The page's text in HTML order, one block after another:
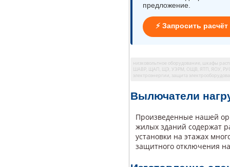
предложение.
⚡ Запросить расчёт
низковольтное оборудование, шкафы
ШАВР, ЩАП, ЩЭ, УЭРМ, ОЩВ, ЯТП, ЯОУ, РУСМ
электроэнергии, защита
Вылючатели
Произведенные нашей
жилых зданий содержат
установки на этажах
защитного отключения